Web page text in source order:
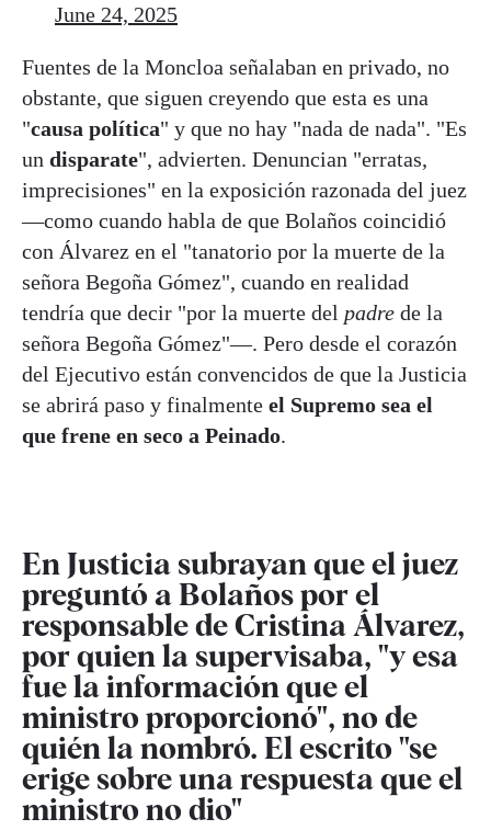
June 24, 2025
Fuentes de la Moncloa señalaban en privado, no
obstante, que siguen creyendo que esta es una
"causa política" y que no hay "nada de nada". "Es
un disparate", advierten. Denuncian "erratas,
imprecisiones" en la exposición razonada del juez
—como cuando habla de que Bolaños coincidió
con Álvarez en el "tanatorio por la muerte de la
señora Begoña Gómez", cuando en realidad
tendría que decir "por la muerte del padre de la
señora Begoña Gómez"—. Pero desde el corazón
del Ejecutivo están convencidos de que la Justicia
se abrirá paso y finalmente el Supremo sea el
que frene en seco a Peinado.
En Justicia subrayan que el juez
preguntó a Bolaños por el
responsable de Cristina Álvarez,
por quien la supervisaba, "y esa
fue la información que el
ministro proporcionó", no de
quién la nombró. El escrito "se
erige sobre una respuesta que el
ministro no dio"